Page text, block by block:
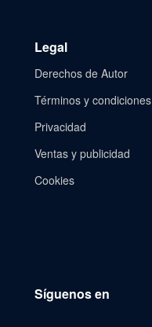
Legal
Derechos de Autor
Términos y condiciones
Privacidad
Ventas y publicidad
Cookies
Síguenos en